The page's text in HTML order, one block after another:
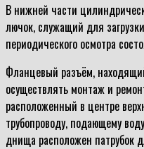
В нижней части
лючок, служащий для
периодического осмотра
Фланцевый разъём,
осуществлять монтаж и
расположенный в центре
трубопроводу, подающему
днища расположен патрубок